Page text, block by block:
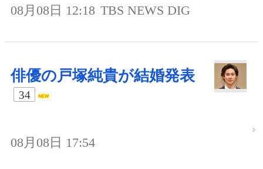
08月08日 12:18 TBS NEWS DIG
俳優の戸塚純貴が結婚発表
34
08月08日 17:54